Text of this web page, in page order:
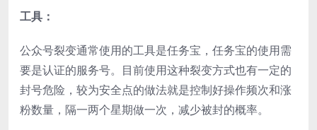
工具：
公众号裂变通常使用的工具是任务宝，任务宝的使用需
要是认证的服务号。目前使用这种裂变方式也有一定的
封号危险，较为安全点的做法就是控制好操作频次和涨
粉数量，隔一两个星期做一次，减少被封的概率。